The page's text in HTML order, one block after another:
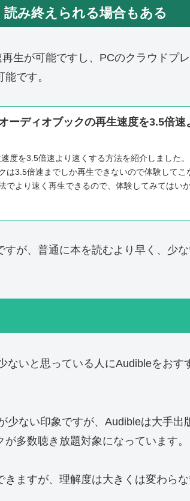
み終えられる場合もある
生が可能ですし、PCのクラウドプ
です。
ーディオブックの再生速度を3.5倍速
度を3.5倍速より速くする方法を紹介しました
は3.5倍速までしか再生できないので体験してこ
でより速く再生できるので、体験してみてはい
が、普通に本を読むより早く、少
ないと思っている人にAudibleをおす
少ない印象ですが、Audibleは大手出
多数聴き放題対象になっています。
ますが、理解度は大きくは変わらな